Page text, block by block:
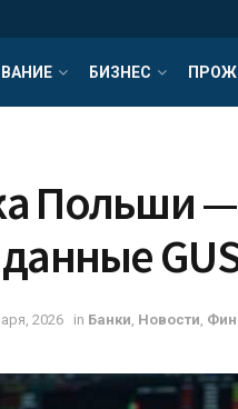
БИЗНЕС
Польши —
2026 in Банки Новости